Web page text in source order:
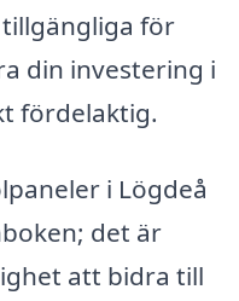
för
din investering i
fördelaktig.
i Lögdeå
det är
att bidra till